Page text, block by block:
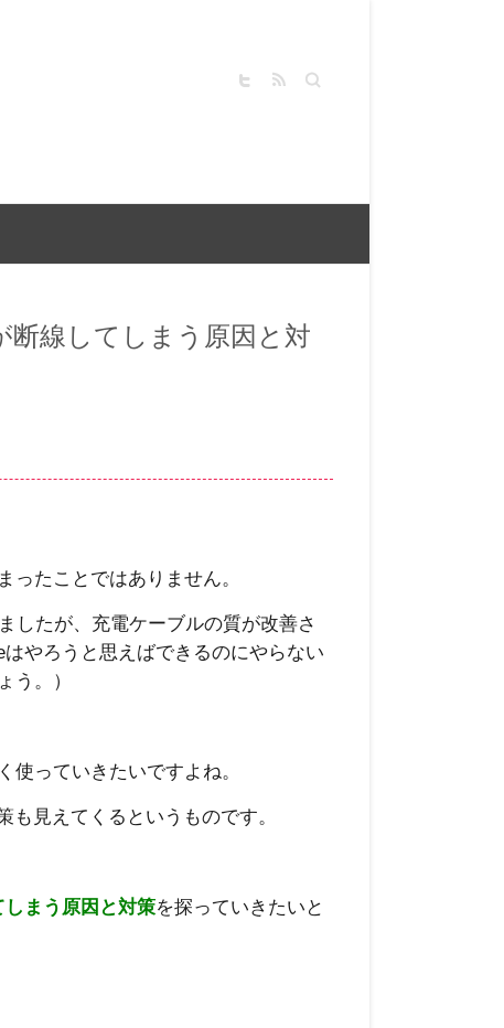
キーワードを入力してく
断線してしまう原因と対
ったことではありません。
したが、充電ケーブルの質が改善さ
やろうと思えばできるのにやらない
う。）
使っていきたいですよね。
見えてくるというものです。
まう原因と対策を探っていきたいと